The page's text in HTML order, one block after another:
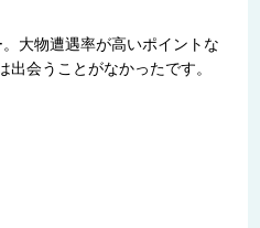
大物遭遇率が高いポイントな
会うことがなかったです。